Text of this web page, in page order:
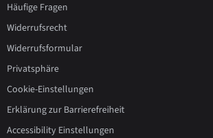
Häufige Fragen
Widerrufsrecht
Widerrufsformular
Privatsphäre
Cookie-Einstellungen
Erklärung zur Barrierefreiheit
Accessibility Einstellungen